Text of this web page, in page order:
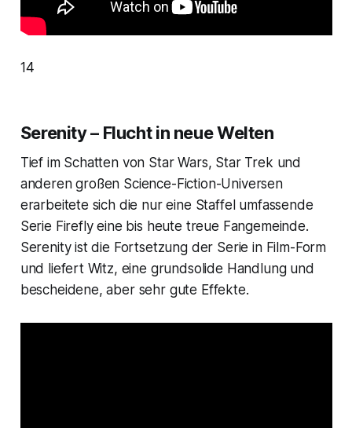
14
Serenity – Flucht in neue Welten
Tief im Schatten von Star Wars, Star Trek und
anderen großen Science-Fiction-Universen
erarbeitete sich die nur eine Staffel umfassende
Serie Fireflyeine bis heute treue Fangemeinde.
Serenityist die Fortsetzung der Serie in Film-Form
und liefert Witz, eine grundsolide Handlung und
bescheidene, aber sehr gute Effekte.